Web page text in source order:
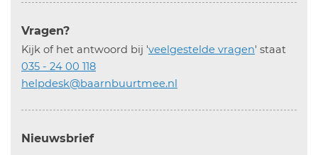
Vragen?
Kijk of het antwoord bij 'veelgestelde vragen' staat
035 - 24 00 118
helpdesk@baarnbuurtmee.nl
Nieuwsbrief